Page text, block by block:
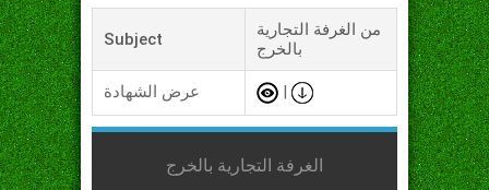
Subject
من الغرفة التجارية
بالخرج
عرض الشهادة
الغرفة التجارية بالخرج